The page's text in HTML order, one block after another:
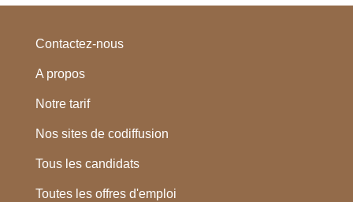
Contactez-nous
A propos
Notre tarif
Nos sites de codiffusion
Tous les candidats
Toutes les offres d'emploi